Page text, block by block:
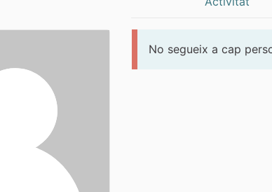
No segueix a cap